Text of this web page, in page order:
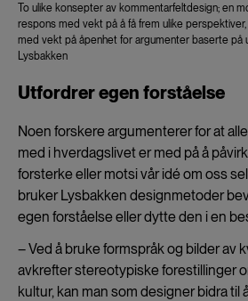
To ulike konsepter av kommentarfeltdesign; en
respons med vekt på å få frem ulike
med vekt på åpenhet for argumenter baserte på
Lysbakken
Utfordrer egen forståelse
Noen forskere argumenterer for at
med i hverdagslivet er med på å
forsterke eller motsi vår idé om oss
bruker Lysbakken designmetoder
egen forståelse eller dytte den i en
– Ved å bruke formspråk og bilder av
avkrefter stereotypiske forestillinger
kultur, kan man som designer bidra til